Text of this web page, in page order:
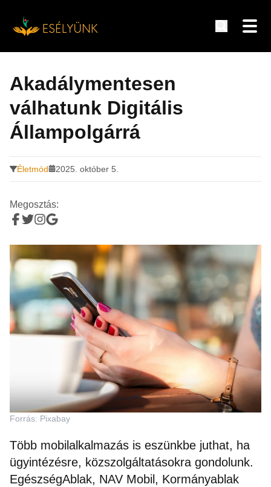
tartalomra
Akadálymentesen
válhatunk Digitális
Állampolgárrá
Életmód 2025. október 5.
Megosztás:
Forrás: Pixabay
Több mobilalkalmazás is eszünkbe juthat, ha
ügyintézésre, közszolgáltatásokra gondolunk.
EgészségAblak, NAV Mobil, Kormányablak